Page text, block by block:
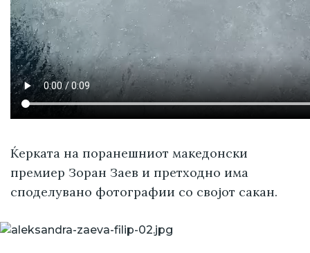
Ќерката на поранешниот македонски
премиер Зоран Заев и претходно има
споделувано фотографии со својот сакан.